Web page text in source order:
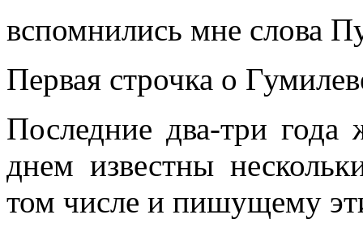
вспомнились мне слова
Первая строчка о
Последние два-три
днем известны
том числе и пишущему